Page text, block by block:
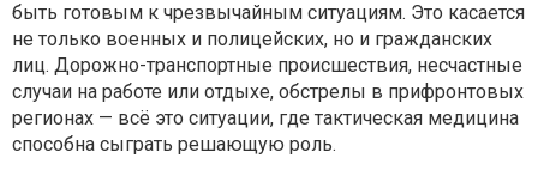
быть готовым к чрезвычайным ситуациям. Это касается
не только военных и полицейских, но и гражданских
лиц. Дорожно-транспортные происшествия, несчастные
случаи на работе или отдыхе, обстрелы в прифронтовых
регионах — всё это ситуации, где тактическая медицина
способна сыграть решающую роль.